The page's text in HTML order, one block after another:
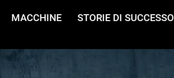
MACCHINE STORIE DI SUCCESSO